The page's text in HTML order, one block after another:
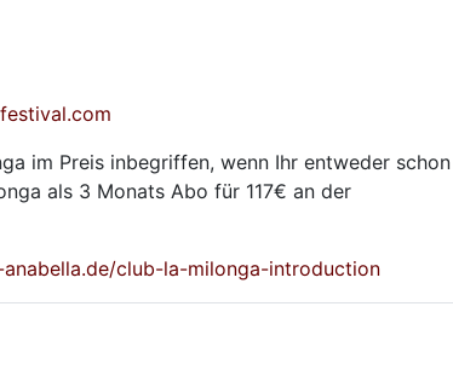
im Preis inbegriffen, wenn Ihr entweder schon
als 3 Monats Abo für 117€ an der
club-la-milonga-introduction